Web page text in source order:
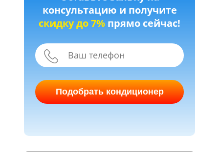
консультацию и получите
скидку до 7% прямо сейчас!
Подобрать кондиционер